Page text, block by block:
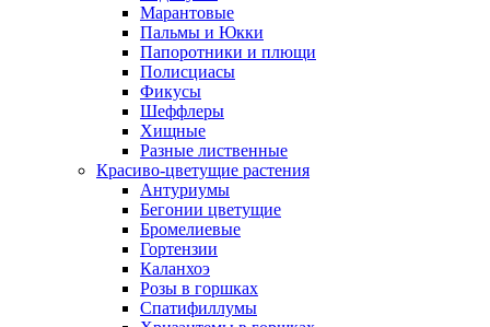
Марантовые
Пальмы и Юкки
Папоротники и плющи
Полисциасы
Фикусы
Шеффлеры
Хищные
Разные лиственные
Красиво-цветущие растения
Антуриумы
Бегонии цветущие
Бромелиевые
Гортензии
Каланхоэ
Розы в горшках
Спатифиллумы